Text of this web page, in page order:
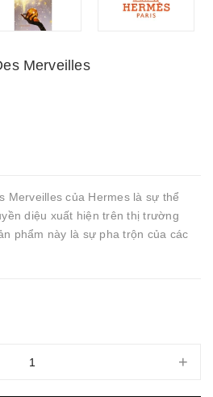
Merveilles
Merveilles của Hermes là sự thể
diệu xuất hiện trên thị trường
phẩm này là sự pha trộn của các
+